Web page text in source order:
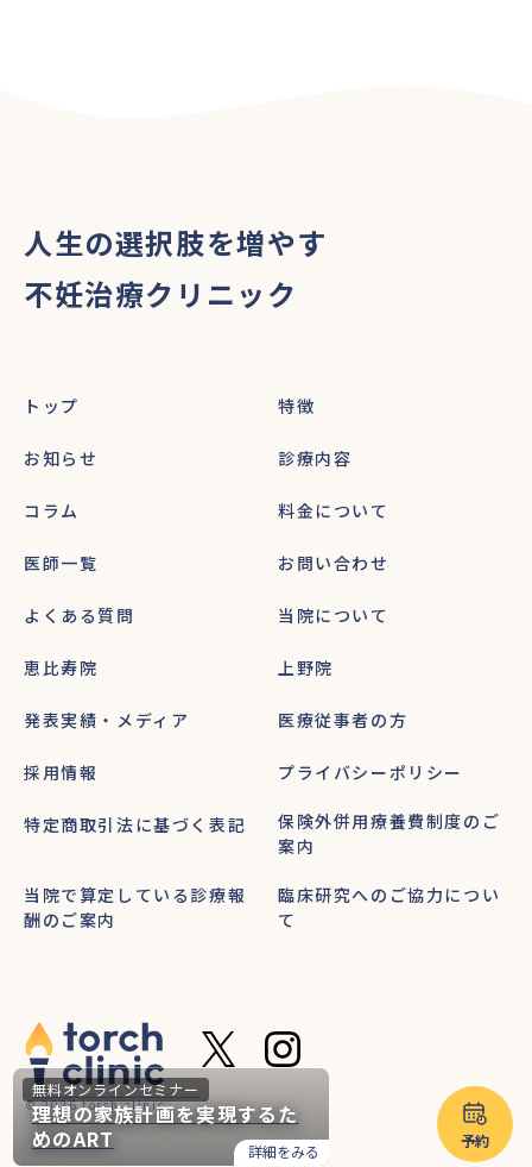
予約
詳細をみる
無料オンラインセミナー
理想の家族計画を実現するた
めのART
人生の選択肢を増やす
不妊治療クリニック
トップ 特徴
お知らせ 診療内容
コラム 料金について
医師一覧 お問い合わせ
よくある質問 当院について
恵比寿院 上野院
発表実績・メディア 医療従事者の方
採用情報 プライバシーポリシー
特定商取引法に基づく表記
保険外併用療養費制度のご
案内
当院で算定している診療報
酬のご案内
臨床研究へのご協力につい
て
© 2026 torch clinic